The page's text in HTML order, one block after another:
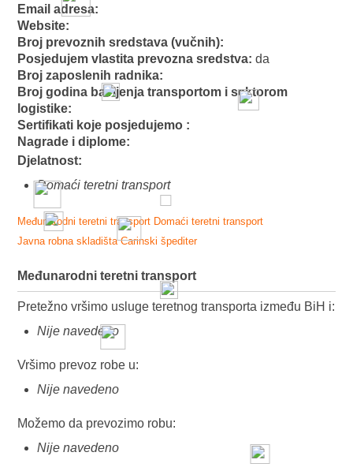
Email adresa:
Website:
Broj prevoznih sredstava (vučnih):
Posjedujem vlastita prevozna sredstva:da
Broj zaposlenih radnika:
Broj godina bavljenja transportom i sektorom
logistike:
Sertifikati koje posjedujemo :
Nagrade i diplome:
Djelatnost:
Domaći teretni transport
Međunarodni teretni transport Domaći teretni transport
Javna robna skladišta Carinski špediter
Međunarodni teretni transport
Pretežno vršimo usluge teretnog transporta između BiH i:
Nije navedeno
Vršimo prevoz robe u:
Nije navedeno
Možemo da prevozimo robu:
Nije navedeno